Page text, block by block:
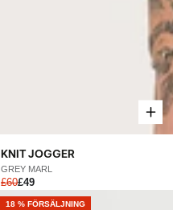
KNIT JOGGER
GREY MARL
£60£49
NEW
18 % FÖRSÄLJNING